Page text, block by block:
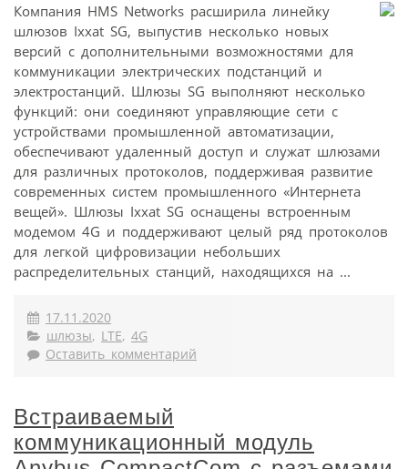
Компания HMS Networks расширила линейку
шлюзов Ixxat SG, выпустив несколько новых
версий с дополнительными возможностями для
коммуникации электрических подстанций и
электростанций. Шлюзы SG выполняют несколько
функций: они соединяют управляющие сети с
устройствами промышленной автоматизации,
обеспечивают удаленный доступ и служат шлюзами
для различных протоколов, поддерживая развитие
современных систем промышленного «Интернета
вещей». Шлюзы Ixxat SG оснащены встроенным
модемом 4G и поддерживают целый ряд протоколов
для легкой цифровизации небольших
распределительных станций, находящихся на ...
17.11.2020
шлюзы, LTE, 4G
Оставить комментарий
Встраиваемый
коммуникационный модуль